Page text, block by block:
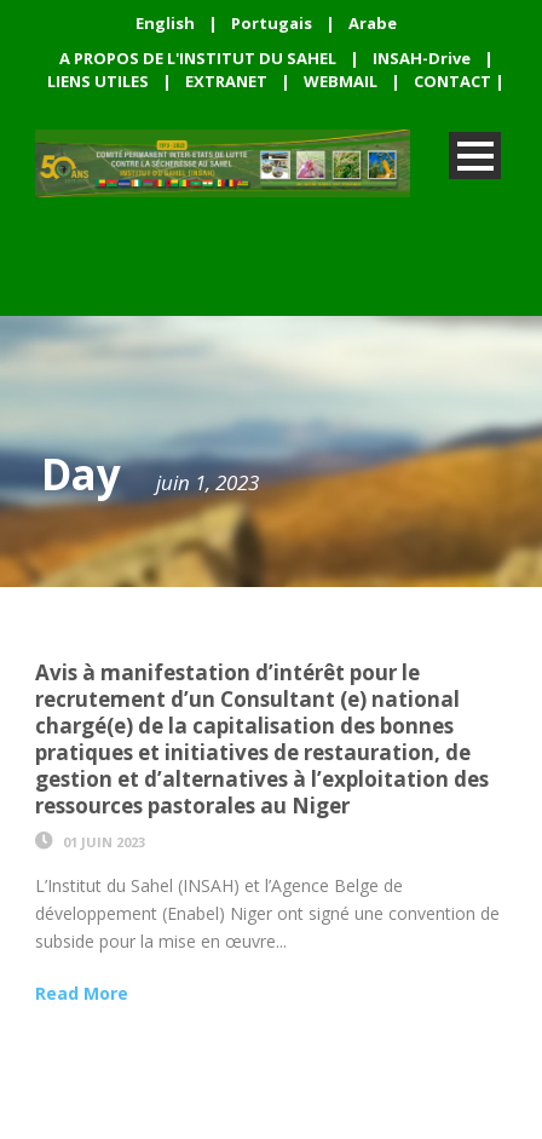
English | Portugais |
Arabe
A PROPOS DE L'INSTITUT DU SAHEL
| INSAH-Drive
|
LIENS UTILES
| EXTRANET | WEBMAIL | CONTACT |
Day juin 1, 2023
Avis à manifestation d’intérêt pour le
recrutement d’un Consultant (e) national
chargé(e) de la capitalisation des bonnes
pratiques et initiatives de restauration, de
gestion et d’alternatives à l’exploitation des
ressources pastorales au Niger
01 JUIN 2023
L’Institut du Sahel (INSAH) et l’Agence Belge de
développement (Enabel) Niger ont signé une convention de
subside pour la mise en œuvre...
Read More